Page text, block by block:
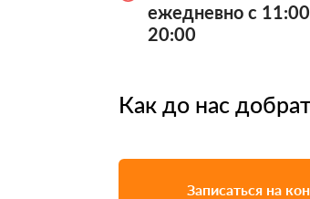
ежедневно с
20:00
Как до нас
Записаться на